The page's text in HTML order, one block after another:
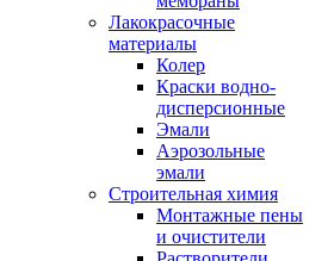
Лакокрасочные
материалы
Колер
Краски водно-
дисперсионные
Эмали
Аэрозольные
эмали
Строительная химия
Монтажные пены
и очистители